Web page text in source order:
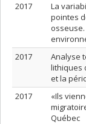
2017
La
pointes
2017
Analyse
lithiques
et la
2017
«Ils
Québec